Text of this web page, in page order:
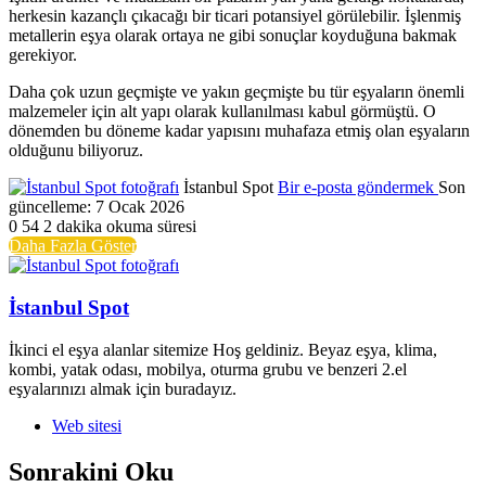
herkesin kazançlı çıkacağı bir ticari potansiyel görülebilir. İşlenmiş
metallerin eşya olarak ortaya ne gibi sonuçlar koyduğuna bakmak
gerekiyor.
Daha çok uzun geçmişte ve yakın geçmişte bu tür eşyaların önemli
malzemeler için alt yapı olarak kullanılması kabul görmüştü. O
dönemden bu döneme kadar yapısını muhafaza etmiş olan eşyaların
olduğunu biliyoruz.
İstanbul Spot Bir e-posta göndermek Son
güncelleme: 7 Ocak 2026
0 54 2 dakika okuma süresi
Daha Fazla Göster
İstanbul Spot
İkinci el eşya alanlar sitemize Hoş geldiniz. Beyaz eşya, klima,
kombi, yatak odası, mobilya, oturma grubu ve benzeri 2.el
eşyalarınızı almak için buradayız.
Web sitesi
Sonrakini Oku